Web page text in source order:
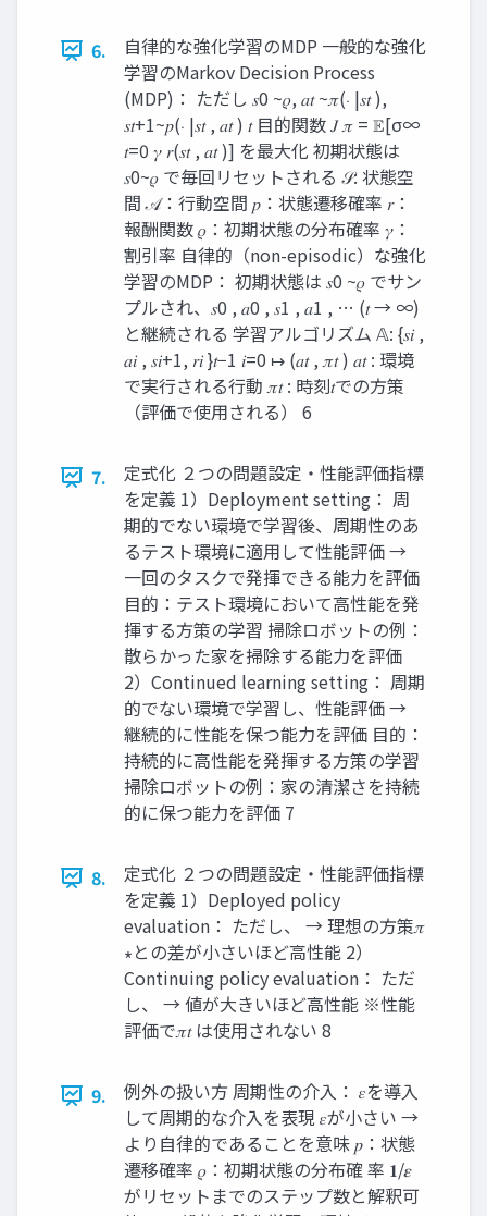
6.
自律的な強化学習のMDP 一般的な強化
学習のMarkov Decision Process
(MDP)： ただし 𝑠0 ~𝜌, 𝑎𝑡 ~𝜋(⋅ |𝑠𝑡 ),
𝑠𝑡+1~𝑝(⋅ |𝑠𝑡 , 𝑎𝑡 ) 𝑡 目的関数 𝐽 𝜋 = 𝔼[σ∞
𝑡=0 𝛾 𝑟(𝑠𝑡 , 𝑎𝑡 )] を最大化 初期状態は
𝑠0~𝜌 で毎回リセットされる 𝒮: 状態空
間 𝒜：行動空間 𝑝：状態遷移確率 𝑟：
報酬関数 𝜌：初期状態の分布確率 𝛾：
割引率 自律的（non-episodic）な強化
学習のMDP： 初期状態は 𝑠0 ~𝜌 でサン
プルされ、𝑠0 , 𝑎0 , 𝑠1 , 𝑎1 , … (𝑡 → ∞)
と継続される 学習アルゴリズム 𝔸: {𝑠𝑖 ,
𝑎𝑖 , 𝑠𝑖+1, 𝑟𝑖 }𝑡−1 𝑖=0 ↦ (𝑎𝑡 , 𝜋𝑡 ) 𝑎𝑡 : 環境
で実行される行動 𝜋𝑡 : 時刻𝑡での方策
（評価で使用される） 6
7.
定式化 ２つの問題設定・性能評価指標
を定義 1）Deployment setting： 周
期的でない環境で学習後、周期性のあ
るテスト環境に適用して性能評価 →
一回のタスクで発揮できる能力を評価
目的：テスト環境において高性能を発
揮する方策の学習 掃除ロボットの例：
散らかった家を掃除する能力を評価
2）Continued learning setting： 周期
的でない環境で学習し、性能評価 →
継続的に性能を保つ能力を評価 目的：
持続的に高性能を発揮する方策の学習
掃除ロボットの例：家の清潔さを持続
的に保つ能力を評価 7
8.
定式化 ２つの問題設定・性能評価指標
を定義 1）Deployed policy
evaluation： ただし、 → 理想の方策𝜋
∗との差が小さいほど高性能 2）
Continuing policy evaluation： ただ
し、 → 値が大きいほど高性能 ※性能
評価で𝜋𝑡 は使用されない 8
9.
例外の扱い方 周期性の介入： 𝜀を導入
して周期的な介入を表現 𝜀が小さい →
より自律的であることを意味 𝑝：状態
遷移確率 𝜌：初期状態の分布確 率 𝟏/𝜺
がリセットまでのステップ数と解釈可